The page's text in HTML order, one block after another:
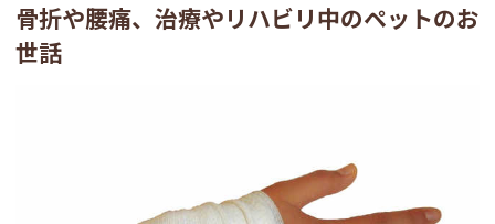
骨折や腰痛、治療やリハビリ中のペットのお
世話